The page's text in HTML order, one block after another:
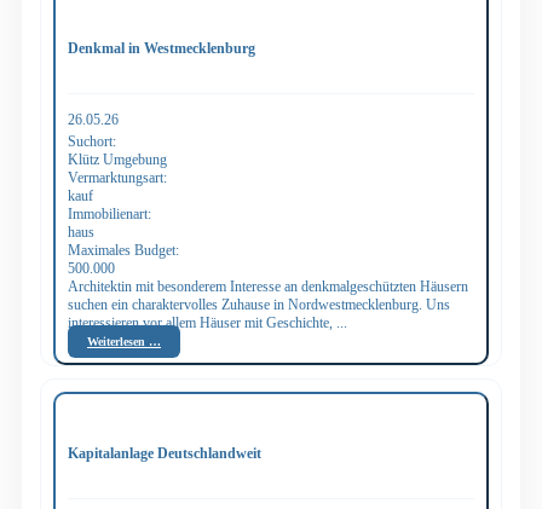
Denkmal in Westmecklenburg
26.05.26
Suchort:
Klütz Umgebung
Vermarktungsart:
kauf
Immobilienart:
haus
Maximales Budget:
500.000
Architektin mit besonderem Interesse an denkmalgeschützten Häusern
suchen ein charaktervolles Zuhause in Nordwestmecklenburg. Uns
interessieren vor allem Häuser mit Geschichte, ...
Weiterlesen …
Kapitalanlage Deutschlandweit